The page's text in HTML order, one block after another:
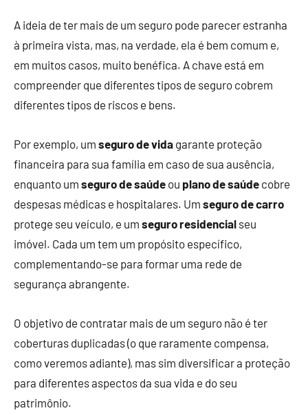
A ideia de ter mais de um seguro pode parecer estranha
à primeira vista, mas, na verdade, ela é bem comum e,
em muitos casos, muito benéfica. A chave está em
compreender que diferentes tipos de seguro cobrem
diferentes tipos de riscos e bens.
Por exemplo, um seguro de vida garante proteção
financeira para sua família em caso de sua ausência,
enquanto um seguro de saúde ou plano de saúde cobre
despesas médicas e hospitalares. Um seguro de carro
protege seu veículo, e um seguro residencial seu
imóvel. Cada um tem um propósito específico,
complementando-se para formar uma rede de
segurança abrangente.
O objetivo de contratar mais de um seguro não é ter
coberturas duplicadas (o que raramente compensa,
como veremos adiante), mas sim diversificar a proteção
para diferentes aspectos da sua vida e do seu
patrimônio.